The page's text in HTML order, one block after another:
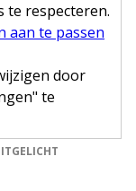
te respecteren.
aan te passen
door
te